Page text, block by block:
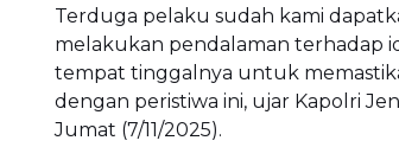
Terduga pelaku sudah kami
melakukan pendalaman terhadap
tempat tinggalnya untuk
dengan peristiwa ini, ujar Kapolri
Jumat (7/11/2025).